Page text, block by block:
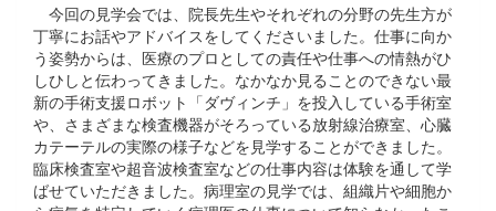
今回の見学会では、院長先生やそれぞれの分野の先生方が
丁寧にお話やアドバイスをしてくださいました。仕事に向か
う姿勢からは、医療のプロとしての責任や仕事への情熱がひ
しひしと伝わってきました。なかなか見ることのできない最
新の手術支援ロボット「ダヴィンチ」を投入している手術室
や、さまざまな検査機器がそろっている放射線治療室、心臓
カテーテルの実際の様子などを見学することができました。
臨床検査室や超音波検査室などの仕事内容は体験を通して学
ばせていただきました。病理室の見学では、組織片や細胞か